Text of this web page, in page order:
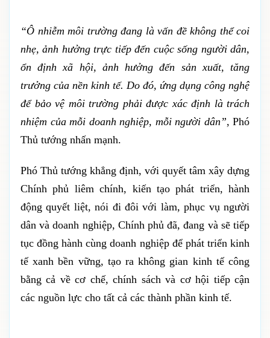
“Ô nhiễm môi trường đang là vấn đề không thể coi
nhẹ, ảnh hưởng trực tiếp đến cuộc sống người dân,
ổn định xã hội, ảnh hưởng đến sản xuất, tăng
trưởng của nền kinh tế. Do đó, ứng dụng công nghệ
để bảo vệ môi trường phải được xác định là trách
nhiệm của mỗi doanh nghiệp, mỗi người dân”, Phó
Thủ tướng nhấn mạnh.
Phó Thủ tướng khẳng định, với quyết tâm xây dựng
Chính phủ liêm chính, kiến tạo phát triển, hành
động quyết liệt, nói đi đôi với làm, phục vụ người
dân và doanh nghiệp, Chính phủ đã, đang và sẽ tiếp
tục đồng hành cùng doanh nghiệp để phát triển kinh
tế xanh bền vững, tạo ra không gian kinh tế công
bằng cả về cơ chế, chính sách và cơ hội tiếp cận
các nguồn lực cho tất cả các thành phần kinh tế.